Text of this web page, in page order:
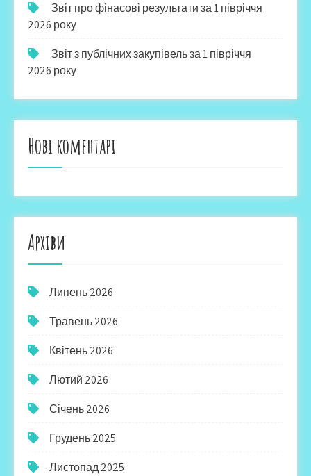
Звіт про фінасові результати за 1 півріччя
2026 року
Звіт з публічних закупівель за 1 півріччя
2026 року
Нові коментарі
Архіви
Липень 2026
Травень 2026
Квітень 2026
Лютий 2026
Січень 2026
Грудень 2025
Листопад 2025